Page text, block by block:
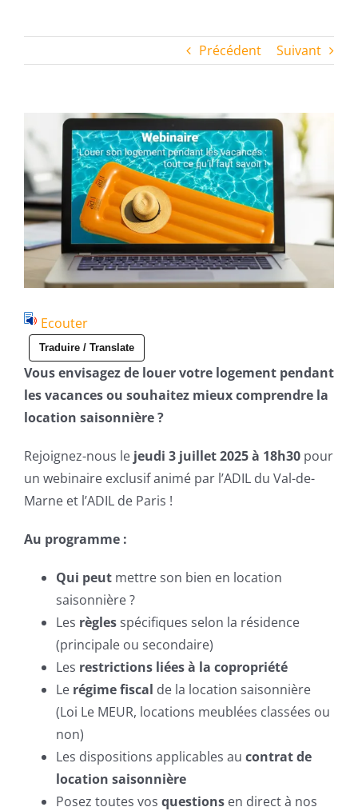
Précédent Suivant
l'image
agrandie
Ecouter
Traduire / Translate
Vous envisagez de louer votre logement pendant
les vacances ou souhaitez mieux comprendre la
location saisonnière ?
Rejoignez-nous le jeudi 3 juillet 2025 à 18h30 pour
un webinaire exclusif animé par l’ADIL du Val-de-
Marne et l’ADIL de Paris !
Au programme :
Qui peut mettre son bien en location
saisonnière ?
Les règlesspécifiques selon la résidence
(principale ou secondaire)
Les restrictions liées à la copropriété
Le régime fiscal de la location saisonnière
(Loi Le MEUR, locations meublées classées ou
non)
Les dispositions applicables au contrat de
location saisonnière
Posez toutes vos questions en direct à nos